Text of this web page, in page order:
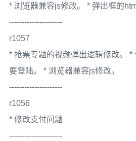
* 浏览器兼容js修改。 * 弹出框的
---------------------
r1057
* 抢票专题的视频弹出逻辑修改。 *
要登陆。 * 浏览器兼容js修改。
---------------------
r1056
* 修改支付问题
---------------------